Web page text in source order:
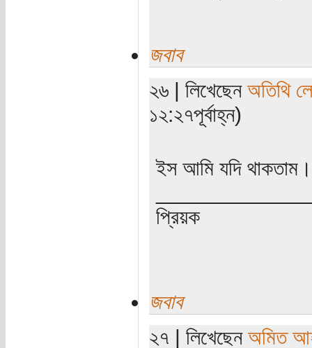
জবাব
২৬ | লিখেছেন অতিথি
১২:২৭পূর্বাহ্ন)
ইস আমি যদি থাকতাম।
প্রিয়ক
জবাব
২৭ | লিখেছেন অমিত